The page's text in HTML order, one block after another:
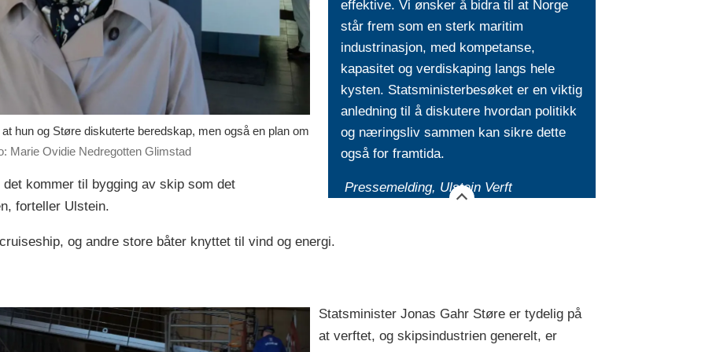
effektive. Vi ønsker å bidra til at Norge
står frem som en sterk maritim
industrinasjon, med kompetanse,
kapasitet og verdiskaping langs hele
kysten. Statsministerbesøket er en viktig
anledning til å diskutere hvordan politikk
og næringsliv sammen kan sikre dette
også for framtida.
Pressemelding, Ulstein Verft
hun og Støre diskuterte beredskap, men også en plan om
Marie Ovidie Nedregotten Glimstad
kommer til bygging av skip som det
forteller Ulstein.
og andre store båter knyttet til vind og energi.
Statsminister Jonas Gahr Støre er tydelig på
at verftet, og skipsindustrien generelt, er